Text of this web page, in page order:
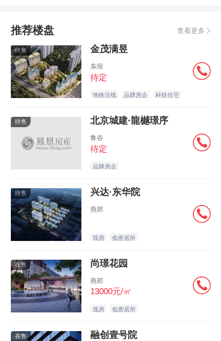
推荐楼盘 查看更多
待售 金茂满昱
东坝
待定
地铁沿线 品牌房企 科技住宅
待售 北京城建·龍樾璟序
鲁谷
待定
品牌房企
待售 兴达·东华院
燕郊
现房 低密居所
在售 尚璟花园
燕郊
13000元/㎡
现房 低密居所
在售 融创壹号院